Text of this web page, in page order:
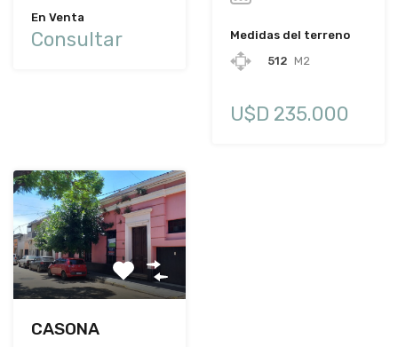
En Venta
Consultar
Medidas del terreno
512 M2
U$D 235.000
CASONA